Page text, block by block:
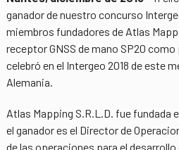
ganador de nuestro concurso
miembros fundadores de Atlas
receptor GNSS de mano SP20
celebró en el Intergeo 2018 de este
Alemania.
Atlas Mapping S.R.L.D. fue fundada
el ganador es el Director de
de las operaciones para el